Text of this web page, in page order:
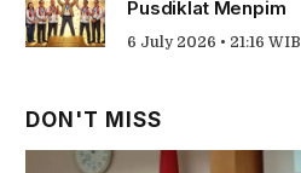
Pusdiklat Menpim
6 July 2026 • 21:16 WIB
DON'T MISS